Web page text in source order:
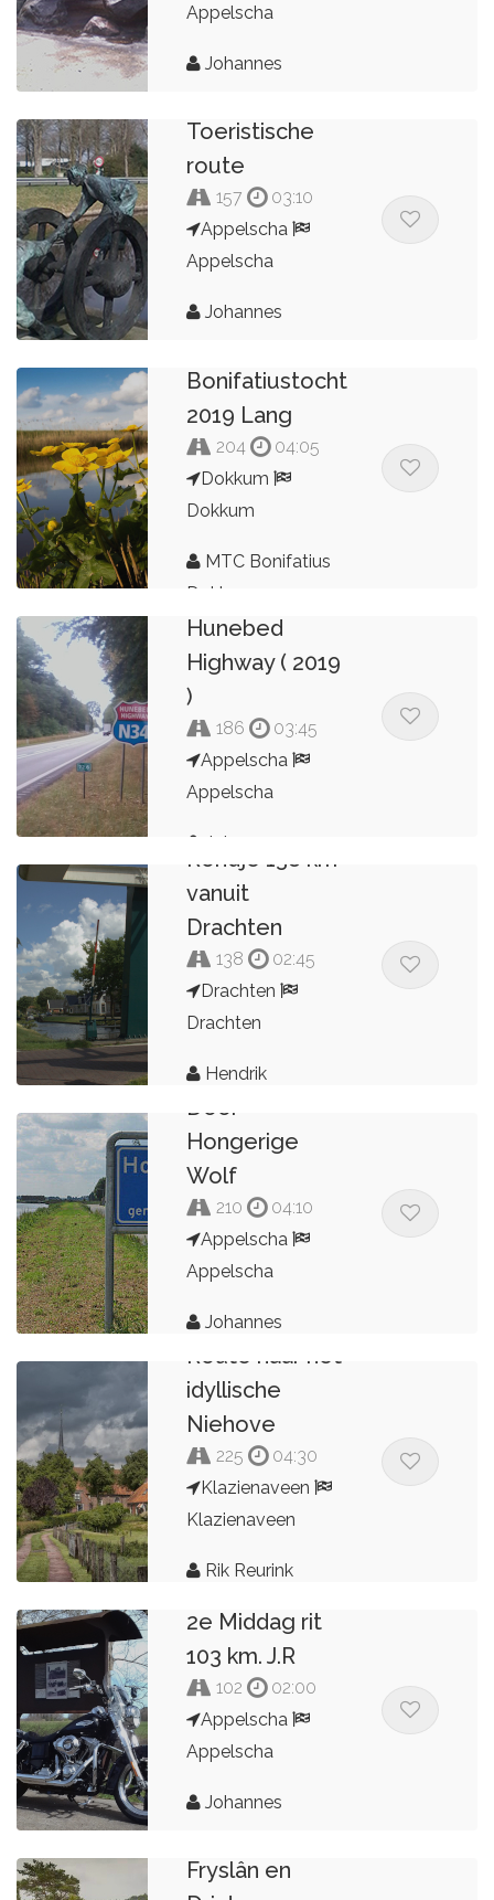
Appelscha
Johannes
Toeristische
route
157
03:10
Appelscha
Appelscha
Johannes
Bonifatiustocht
2019 Lang
204
04:05
Dokkum
Dokkum
MTC Bonifatius
Dokkum
Langs
Hunebed
Highway ( 2019
)
186
03:45
Appelscha
Appelscha
Johannes
Rondje 138 km
vanuit
Drachten
138
02:45
Drachten
Drachten
Hendrik
Door
Hongerige
Wolf
210
04:10
Appelscha
Appelscha
Johannes
Route naar het
idyllische
Niehove
225
04:30
Klazienaveen
Klazienaveen
Rik Reurink
2e Middag rit
103 km. J.R
102
02:00
Appelscha
Appelscha
Johannes
Fryslân en